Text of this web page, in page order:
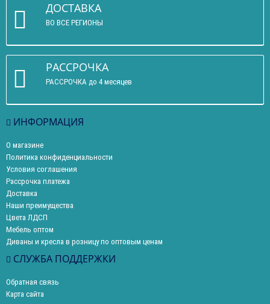
ДОСТАВКА
ВО ВСЕ РЕГИОНЫ
РАССРОЧКА
РАССРОЧКА до 4 месяцев
ИНФОРМАЦИЯ
О магазине
Политика конфиденциальности
Условия соглашения
Рассрочка платежа
Доставка
Наши преимущества
Цвета ЛДСП
Мебель оптом
Диваны и кресла в розницу по оптовым ценам
СЛУЖБА ПОДДЕРЖКИ
Обратная связь
Карта сайта